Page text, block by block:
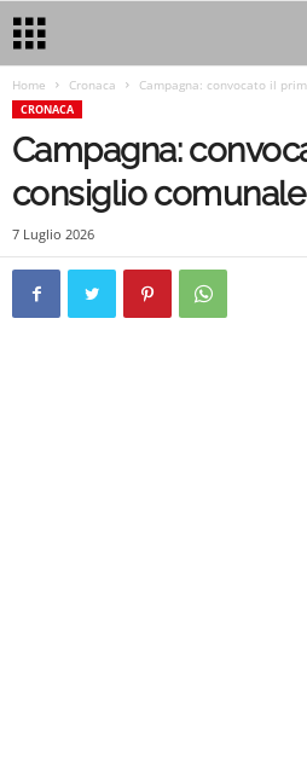
Home Cronaca Campagna: convocato il
CRONACA
Campagna:
consiglio comunale
7 Luglio 2026